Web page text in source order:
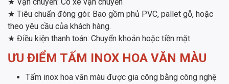
★ Vận chuyển: Có xe vận chuyển
★ Tiêu chuẩn đóng gói: Bao gồm phủ PVC, pallet gỗ, hoặc
theo yêu cầu của khách hàng.
★ Điều kiện thanh toán: Chuyển khoản hoặc tiền mặt
ƯU ĐIỂM TẤM INOX HOA VĂN MÀU
Tấm inox hoa văn màu được gia công bằng công nghệ